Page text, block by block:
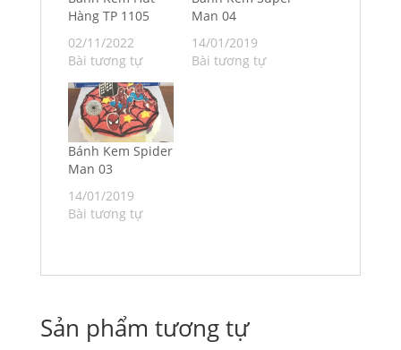
Hàng TP 1105
02/11/2022
Bài tương tự
Man 04
14/01/2019
Bài tương tự
Bánh Kem Spider
Man 03
14/01/2019
Bài tương tự
Sản phẩm tương tự